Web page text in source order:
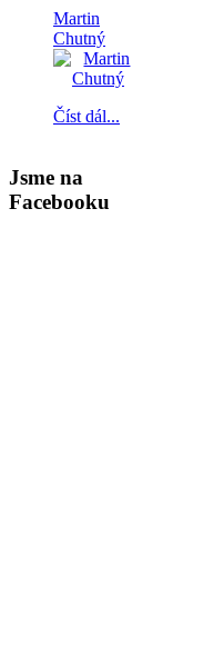
Martin
Chutný
Číst dál...
Jsme na
Facebooku